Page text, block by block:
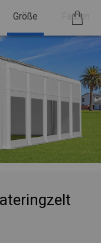
Größe Farben